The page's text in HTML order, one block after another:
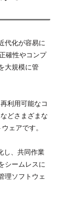
代化が容易に
確性やコンプ
大規模に管
利用可能なコ
どさまざまな
ェアです。
し、共同作業
シームレスに
理ソフトウェ